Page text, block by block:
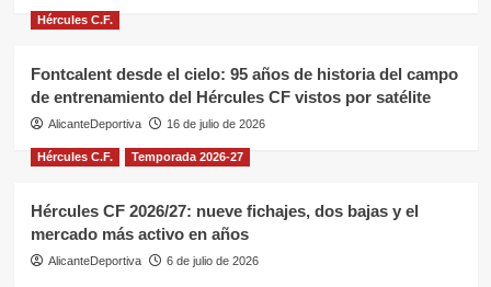
Hércules C.F.
Fontcalent desde el cielo: 95 años de historia del campo
de entrenamiento del Hércules CF vistos por satélite
AlicanteDeportiva 16 de julio de 2026
Hércules C.F. Temporada 2026-27
Hércules CF 2026/27: nueve fichajes, dos bajas y el
mercado más activo en años
AlicanteDeportiva 6 de julio de 2026